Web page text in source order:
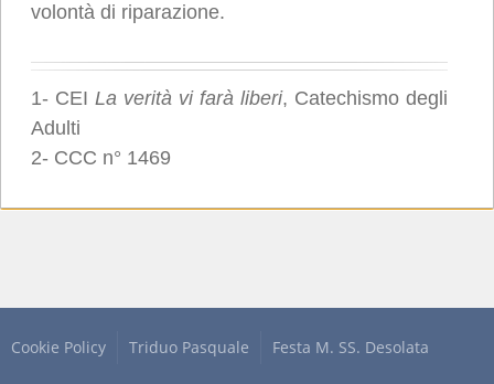
volontà di riparazione.
1- CEI La verità vi farà liberi, Catechismo degli
Adulti
2- CCC n° 1469
Cookie Policy Triduo Pasquale Festa M. SS. Desolata